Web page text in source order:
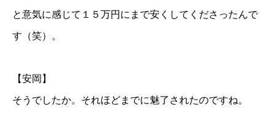
と意気に感じて１５万円にまで安くしてくださったんで
す（笑）。
【安岡】
そうでしたか。それほどまでに魅了されたのですね。